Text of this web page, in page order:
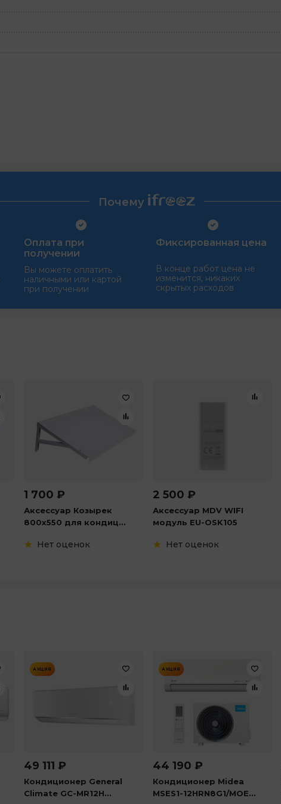
Почему
Оплата при
получении
Вы можете оплатить
наличными или картой
при получении
Фиксированная цена
В конце работ цена не
изменится, никаких
скрытых расходов
1 700 ₽
Аксессуар Козырек
800х550 для кондиц...
Нет оценок
2 500 ₽
Аксессуар MDV WIFI
модуль EU-OSK105
Нет оценок
АКЦИЯ
49 111 ₽
Кондиционер General
Climate GC-MR12H...
АКЦИЯ
44 190 ₽
Кондиционер Midea
MSES1-12HRN8G1/MOE...